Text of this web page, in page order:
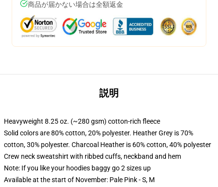
商品が届かない場合は全額返金
説明
Heavyweight 8.25 oz. (~280 gsm) cotton-rich fleece
Solid colors are 80% cotton, 20% polyester. Heather Grey is 70%
cotton, 30% polyester. Charcoal Heather is 60% cotton, 40% polyester
Crew neck sweatshirt with ribbed cuffs, neckband and hem
Note: If you like your hoodies baggy go 2 sizes up
Available at the start of November: Pale Pink - S, M